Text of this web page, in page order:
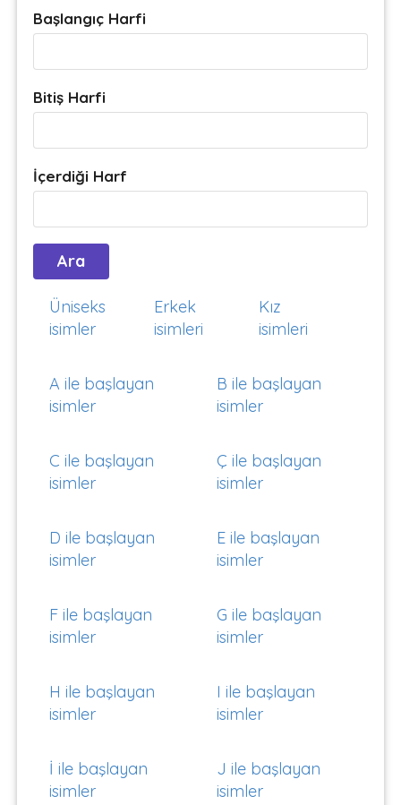
Başlangıç Harfi
Bitiş Harfi
İçerdiği Harf
Üniseks
isimler
Erkek
isimleri
Kız
isimleri
A ile başlayan
isimler
B ile başlayan
isimler
C ile başlayan
isimler
Ç ile başlayan
isimler
D ile başlayan
isimler
E ile başlayan
isimler
F ile başlayan
isimler
G ile başlayan
isimler
H ile başlayan
isimler
I ile başlayan
isimler
İ ile başlayan
isimler
J ile başlayan
isimler